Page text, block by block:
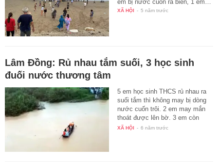
em bị nước cuốn ra biển, 1 em…
XÃ HỘI - 5 năm trước
Lâm Đồng: Rủ nhau tắm suối, 3 học sinh
đuối nước thương tâm
5 em học sinh THCS rủ nhau ra
suối tắm thì không may bị dòng
nước cuốn trôi. 2 em may mắn
thoát được lên bờ. 3 em còn
lại…
XÃ HỘI - 6 năm trước